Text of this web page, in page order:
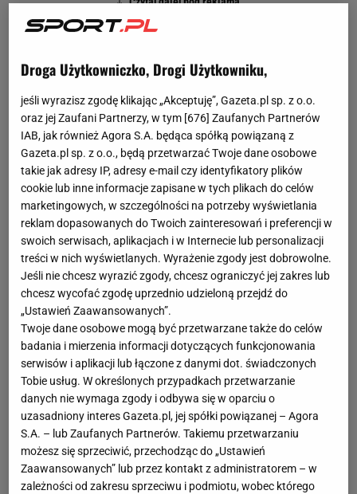
Droga Użytkowniczko, Drogi Użytkowniku,
jeśli wyrazisz zgodę klikając „Akceptuję”, Gazeta.pl sp. z o.o.
oraz jej Zaufani Partnerzy, w tym [676] Zaufanych Partnerów
IAB, jak również Agora S.A. będąca spółką powiązaną z
Gazeta.pl sp. z o.o., będą przetwarzać Twoje dane osobowe
takie jak adresy IP, adresy e-mail czy identyfikatory plików
cookie lub inne informacje zapisane w tych plikach do celów
marketingowych, w szczególności na potrzeby wyświetlania
reklam dopasowanych do Twoich zainteresowań i preferencji w
swoich serwisach, aplikacjach i w Internecie lub personalizacji
treści w nich wyświetlanych. Wyrażenie zgody jest dobrowolne.
Jeśli nie chcesz wyrazić zgody, chcesz ograniczyć jej zakres lub
chcesz wycofać zgodę uprzednio udzieloną przejdź do
„Ustawień Zaawansowanych”.
Twoje dane osobowe mogą być przetwarzane także do celów
badania i mierzenia informacji dotyczących funkcjonowania
serwisów i aplikacji lub łączone z danymi dot. świadczonych
Tobie usług. W określonych przypadkach przetwarzanie
danych nie wymaga zgody i odbywa się w oparciu o
uzasadniony interes Gazeta.pl, jej spółki powiązanej – Agora
S.A. – lub Zaufanych Partnerów. Takiemu przetwarzaniu
możesz się sprzeciwić, przechodząc do „Ustawień
Zaawansowanych” lub przez kontakt z administratorem – w
zależności od zakresu sprzeciwu i podmiotu, wobec którego